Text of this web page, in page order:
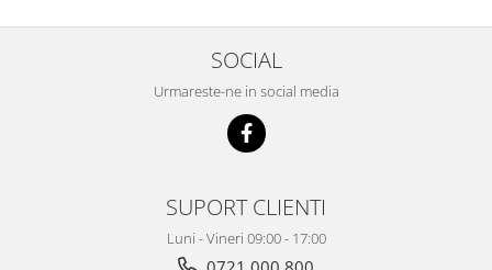
SOCIAL
Urmareste-ne in social media
SUPORT CLIENTI
Luni - Vineri 09:00 - 17:00